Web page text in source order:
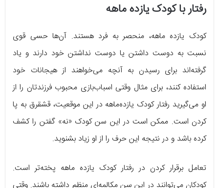
رفتار با کودک یازده ماهه
کودک یازده ماهه، منحصر به فرد هستند. آن‌ها حسی قوی
نسبت به دوست داشتن یا دوست نداشتن خود دارند و یاد
گرفته‌اند برای رسیدن به آنچه می‌خواهند از هیجانات خود
استفاده کنند، برای مثال وقتی اسباب‌بازی محبوب فرزندتان را از
او می‌گیرید رفتار کودک یازده‌ماهه در این موقعیت، قشقرق به پا
کردن است. ممکن است در این سن کودک «نه» گفتن را کشف
کرده باشد و در نتیجه این حرف را از او زیاد بشنوید.
تعامل برقرار کردن در رفتار کودک یازده‌ ماهه پخته‌تر است.